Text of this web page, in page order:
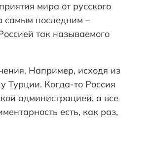
мира от русского
самым последним –
так называемого
Например, исходя из
Турции. Когда-то Россия
администрацией, а все
есть, как раз,